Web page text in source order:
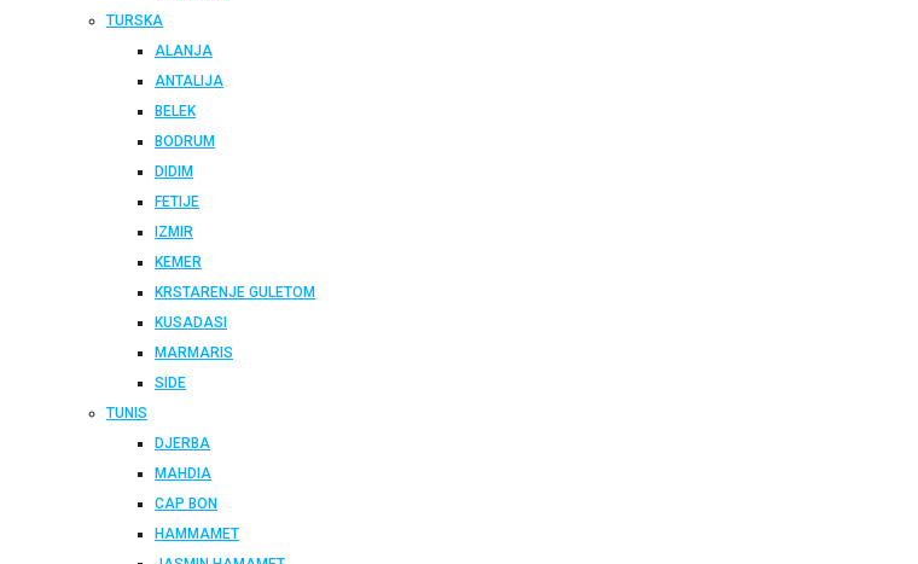
TURSKA
ALANJA
ANTALIJA
BELEK
BODRUM
DIDIM
FETIJE
IZMIR
KEMER
KRSTARENJE GULETOM
KUSADASI
MARMARIS
SIDE
TUNIS
DJERBA
MAHDIA
CAP BON
HAMMAMET